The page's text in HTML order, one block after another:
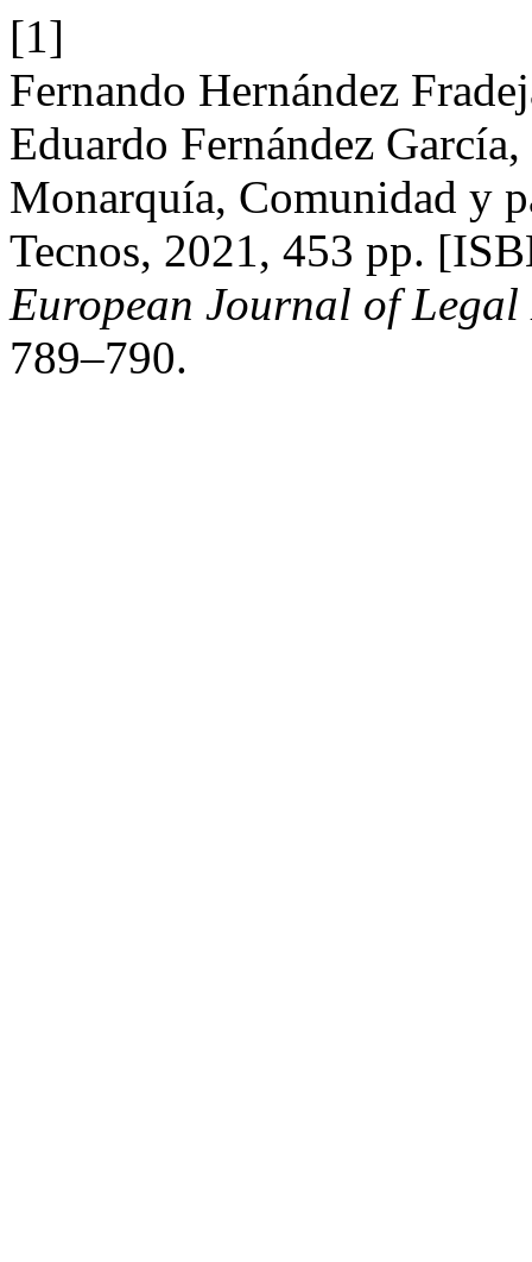
[1]
Fernando Hernández
Eduardo Fernández
Monarquía, Comunidad y
Tecnos, 2021, 453 pp.
European Journal of
789–790.